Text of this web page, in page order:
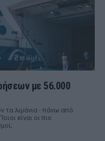
με 56.000
τα λιμάνια - πάνω από
είναι οι πιο